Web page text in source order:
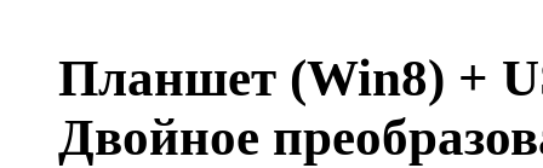
Планшет (Win8) +
Двойное